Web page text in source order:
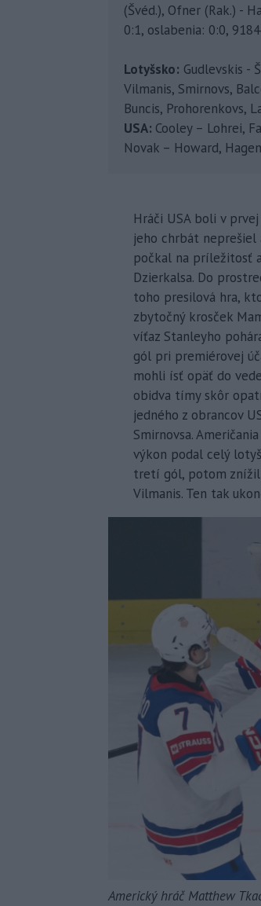
(Švéd.), Ofner (Rak.) -
0:1, oslabenia: 0:0,
Lotyšsko: Gudlevskis -
Vilmanis, Smirnovs,
Buncis, Prohorenkovs,
USA: Cooley – Lohrei,
Novak – Howard,
Hráči USA boli v
jeho chrbát neprešiel
počkal na príležitosť
Dzierkalsa. Do
toho presilová hra,
zbytočný krosček
víťaz Stanleyho
gól pri premiérovej
mohli ísť opäť do
obidva tímy skôr
jedného z obrancov
Smirnovsa.
výkon podal celý
tretí gól, potom
Vilmanis. Ten tak
Americký hráč Matthew